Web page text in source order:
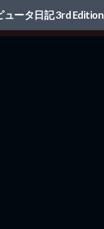
ップ
ータ日記 3rd Edition